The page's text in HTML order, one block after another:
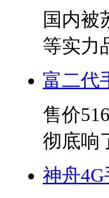
国内被
等实力
富二代
售价
彻底响
神舟